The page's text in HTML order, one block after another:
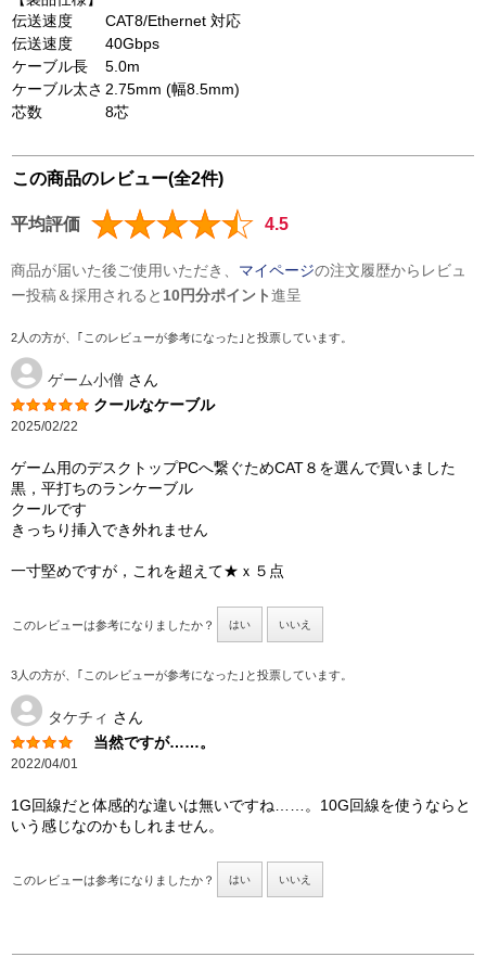
伝送速度
CAT8/Ethernet 対応
伝送速度
40Gbps
ケーブル長
5.0m
ケーブル太さ 2.75mm (幅8.5mm)
芯数
8芯
この商品のレビュー(全2件)
平均評価 4.5
商品が届いた後ご使用いただき、 マイページの注文履歴からレビュ
ー投稿＆採用されると 10円分ポイント進呈
2人の方が、｢このレビューが参考になった｣と投票しています。
ゲーム小僧 さん
クールなケーブル
2025/02/22
ゲーム用のデスクトップPCへ繋ぐためCAT８を選んで買いました
黒，平打ちのランケーブル
クールです
きっちり挿入でき外れません
一寸堅めですが，これを超えて★ｘ５点
このレビューは参考になりましたか？ はい いいえ
3人の方が、｢このレビューが参考になった｣と投票しています。
タケチィ さん
当然ですが……。
2022/04/01
1G回線だと体感的な違いは無いですね……。10G回線を使うならと
いう感じなのかもしれません。
このレビューは参考になりましたか？ はい いいえ